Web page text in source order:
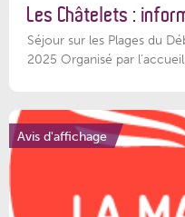
Les Châtelets :
Séjour sur les Plages du
2025 Organisé par
Avis d'affichage